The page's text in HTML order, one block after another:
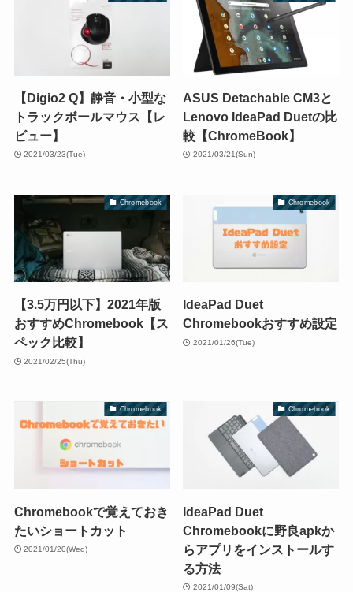
【Digio2 Q】静音・小型な
トラックボールマウス【レ
ビュー】
2021/03/23(Tue)
ASUS Detachable CM3と
Lenovo IdeaPad Duetの比
較【ChromeBook】
2021/03/21(Sun)
Chromebook
【3.5万円以下】2021年版
おすすめChromebook【ス
ペック比較】
2021/02/25(Thu)
Chromebook
IdeaPad Duet
Chromebookおすすめ設定
2021/01/26(Tue)
Chromebook
Chromebookで覚えておき
たいショートカット
2021/01/20(Wed)
Chromebook
IdeaPad Duet
Chromebookに野良apkか
らアプリをインストールす
る方法
2021/01/09(Sat)